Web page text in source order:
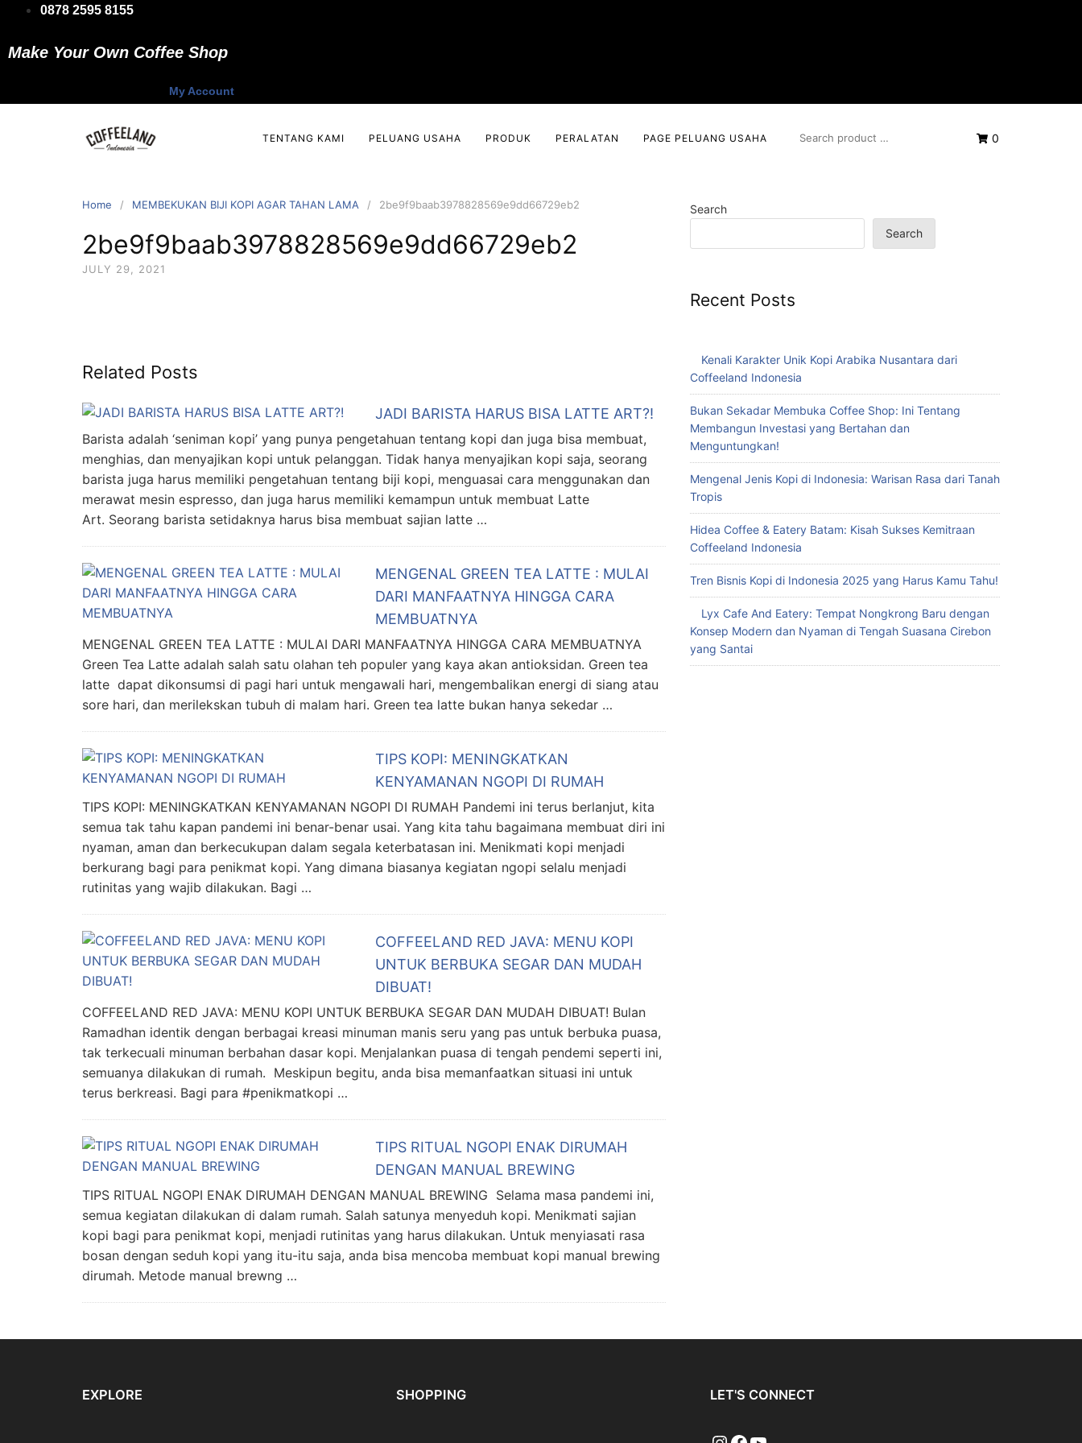
0878 2595 8155
Make Your Own Coffee Shop
My Account
0
TENTANG KAMI PELUANG USAHA PRODUK PERALATAN PAGE PELUANG USAHA
SEARCH
Home MEMBEKUKAN BIJI KOPI AGAR TAHAN LAMA 2be9f9baab3978828569e9dd66729eb2
2be9f9baab3978828569e9dd66729eb2
JULY 29, 2021
Related Posts
JADI BARISTA HARUS BISA LATTE ART?!
Barista adalah ‘seniman kopi’ yang punya pengetahuan tentang kopi dan juga bisa membuat,
menghias, dan menyajikan kopi untuk pelanggan. Tidak hanya menyajikan kopi saja, seorang
barista juga harus memiliki pengetahuan tentang biji kopi, menguasai cara menggunakan dan
merawat mesin espresso, dan juga harus memiliki kemampun untuk membuat Latte
Art. Seorang barista setidaknya harus bisa membuat sajian latte …
MENGENAL GREEN TEA LATTE : MULAI
DARI MANFAATNYA HINGGA CARA
MEMBUATNYA
MENGENAL GREEN TEA LATTE : MULAI DARI MANFAATNYA HINGGA CARA MEMBUATNYA
Green Tea Latte adalah salah satu olahan teh populer yang kaya akan antioksidan. Green tea
latte dapat dikonsumsi di pagi hari untuk mengawali hari, mengembalikan energi di siang atau
sore hari, dan merilekskan tubuh di malam hari. Green tea latte bukan hanya sekedar …
TIPS KOPI: MENINGKATKAN
KENYAMANAN NGOPI DI RUMAH
TIPS KOPI: MENINGKATKAN KENYAMANAN NGOPI DI RUMAH Pandemi ini terus berlanjut, kita
semua tak tahu kapan pandemi ini benar-benar usai. Yang kita tahu bagaimana membuat diri ini
nyaman, aman dan berkecukupan dalam segala keterbatasan ini. Menikmati kopi menjadi
berkurang bagi para penikmat kopi. Yang dimana biasanya kegiatan ngopi selalu menjadi
rutinitas yang wajib dilakukan. Bagi …
COFFEELAND RED JAVA: MENU KOPI
UNTUK BERBUKA SEGAR DAN MUDAH
DIBUAT!
COFFEELAND RED JAVA: MENU KOPI UNTUK BERBUKA SEGAR DAN MUDAH DIBUAT! Bulan
Ramadhan identik dengan berbagai kreasi minuman manis seru yang pas untuk berbuka puasa,
tak terkecuali minuman berbahan dasar kopi. Menjalankan puasa di tengah pendemi seperti ini,
semuanya dilakukan di rumah. Meskipun begitu, anda bisa memanfaatkan situasi ini untuk
terus berkreasi. Bagi para #penikmatkopi …
TIPS RITUAL NGOPI ENAK DIRUMAH
DENGAN MANUAL BREWING
TIPS RITUAL NGOPI ENAK DIRUMAH DENGAN MANUAL BREWING Selama masa pandemi ini,
semua kegiatan dilakukan di dalam rumah. Salah satunya menyeduh kopi. Menikmati sajian
kopi bagi para penikmat kopi, menjadi rutinitas yang harus dilakukan. Untuk menyiasati rasa
bosan dengan seduh kopi yang itu-itu saja, anda bisa mencoba membuat kopi manual brewing
dirumah. Metode manual brewng …
Search
Search
Recent Posts
Kenali Karakter Unik Kopi Arabika Nusantara dari
Coffeeland Indonesia
Bukan Sekadar Membuka Coffee Shop: Ini Tentang
Membangun Investasi yang Bertahan dan
Menguntungkan!
Mengenal Jenis Kopi di Indonesia: Warisan Rasa dari Tanah
Tropis
Hidea Coffee & Eatery Batam: Kisah Sukses Kemitraan
Coffeeland Indonesia
Tren Bisnis Kopi di Indonesia 2025 yang Harus Kamu Tahu!
Lyx Cafe And Eatery: Tempat Nongkrong Baru dengan
Konsep Modern dan Nyaman di Tengah Suasana Cirebon
yang Santai
EXPLORE SHOPPING LET'S CONNECT